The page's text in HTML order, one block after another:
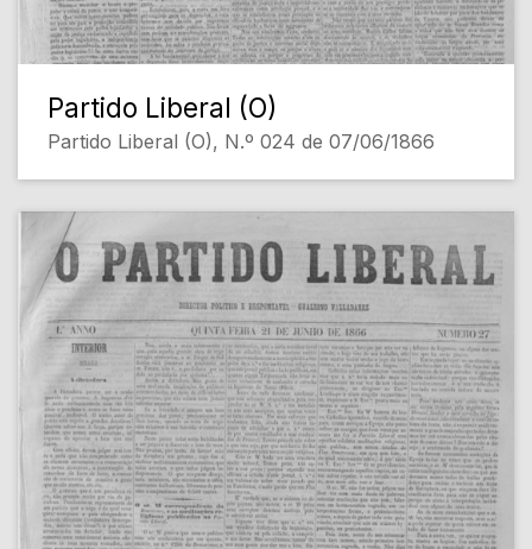
Partido Liberal (O)
Partido Liberal (O), N.º 024 de 07/06/1866